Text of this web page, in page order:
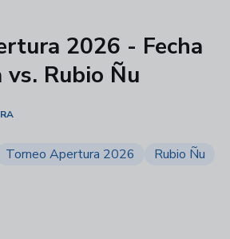
2026 - Fecha
Rubio Ñu
Torneo Apertura 2026
Rubio Ñu